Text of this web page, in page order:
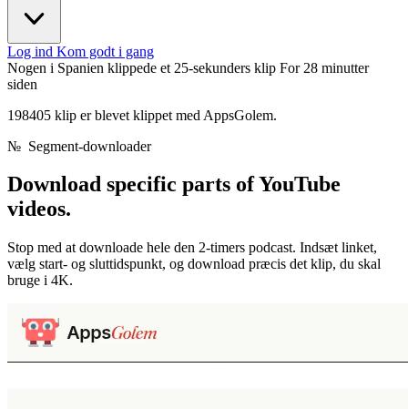
Log ind Kom godt i gang
Nogen i Spanien klippede et 25-sekunders klip For 28 minutter
siden
198405 klip er blevet klippet med AppsGolem.
№ Segment-downloader
Download specific parts of YouTube
videos.
Stop med at downloade hele den 2-timers podcast. Indsæt linket,
vælg start- og sluttidspunkt, og download præcis det klip, du skal
bruge i 4K.